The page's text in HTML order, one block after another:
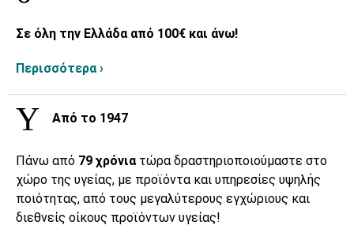
Σε όλη την Ελλάδα από 100€ και άνω!
Περισσότερα ›
Από το 1947
Πάνω από 79 χρόνια τώρα δραστηριοποιούμαστε στο
χώρο της υγείας, με προϊόντα και υπηρεσίες υψηλής
ποιότητας, από τους μεγαλύτερους εγχώριους και
διεθνείς οίκους προϊόντων υγείας!